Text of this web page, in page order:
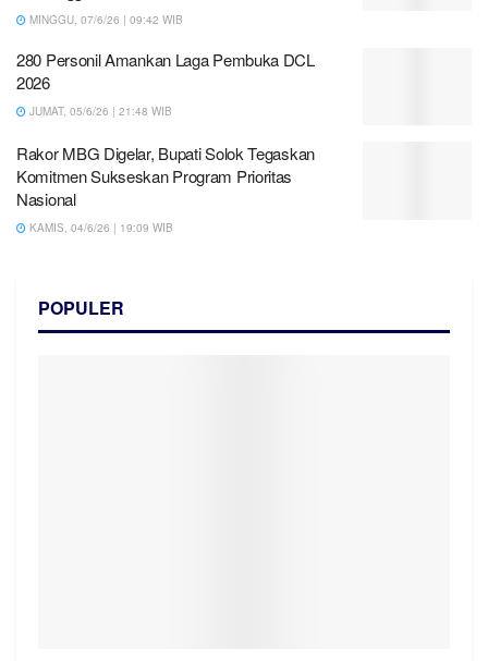
MINGGU, 07/6/26 | 09:42 WIB
280 Personil Amankan Laga Pembuka DCL
2026
JUMAT, 05/6/26 | 21:48 WIB
Rakor MBG Digelar, Bupati Solok Tegaskan
Komitmen Sukseskan Program Prioritas
Nasional
KAMIS, 04/6/26 | 19:09 WIB
POPULER